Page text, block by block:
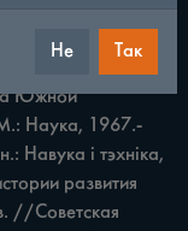
С. 110-159. 49.
водного
Южной
Наука, 1967.-
Навука i тэхніка,
развития
//Советская
Не Так